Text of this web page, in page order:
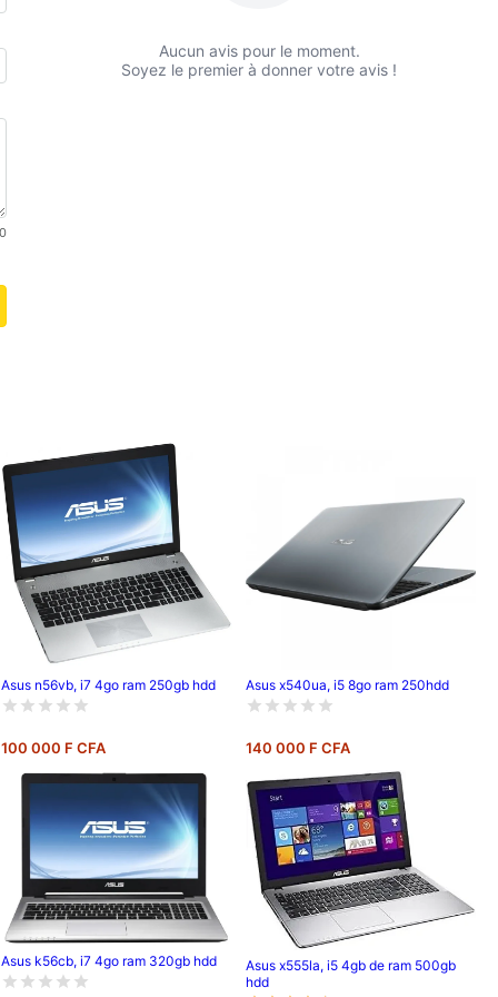
Aucun avis pour le moment.
Soyez le premier à donner votre avis !
Asus n56vb, i7 4go ram 250gb hdd
100 000 F CFA
Asus x540ua, i5 8go ram 250hdd
140 000 F CFA
Asus k56cb, i7 4go ram 320gb hdd
Asus x555la, i5 4gb de ram 500gb
hdd